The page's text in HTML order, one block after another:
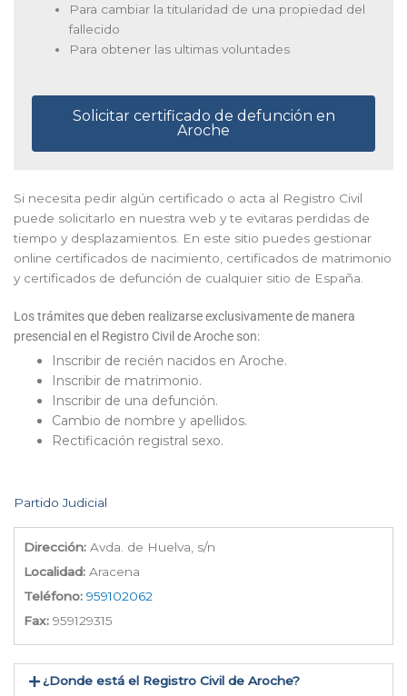
Para cambiar la titularidad de una propiedad del
fallecido
Para obtener las ultimas voluntades
Solicitar certificado de defunción en
Aroche
Si necesita pedir algún certificado o acta al Registro Civil
puede solicitarlo en nuestra web y te evitaras perdidas de
tiempo y desplazamientos. En este sitio puedes gestionar
online certificados de nacimiento, certificados de matrimonio
y certificados de defunción de cualquier sitio de España.
Los trámites que deben realizarse exclusivamente de manera
presencial en el Registro Civil de Aroche son:
Inscribir de recién nacidos en Aroche.
Inscribir de matrimonio.
Inscribir de una defunción.
Cambio de nombre y apellidos.
Rectificación registral sexo.
Partido Judicial
Dirección: Avda. de Huelva, s/n
Localidad: Aracena
Teléfono: 959102062
Fax: 959129315
¿Donde está el Registro Civil de Aroche​?